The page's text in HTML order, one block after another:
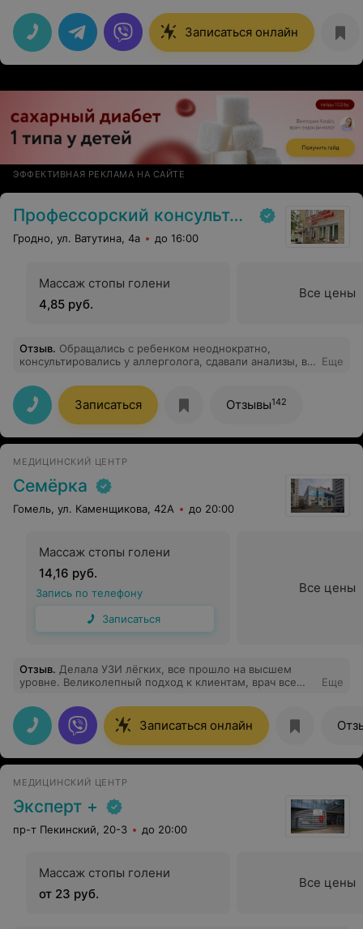
Светлана Петровна отзывчивые, вежливые,
профессионалы в своем деле. Большое спасибо за все
хорошее. Если есть возможность отметьте
материально. С уважением к Вам!
Записаться онлайн
ЭФФЕКТИВНАЯ РЕКЛАМА НА САЙТЕ
Профессорский консультативный центр г. Гродно
Гродно, ул. Ватутина, 4а до 16:00
Массаж стопы голени
4,85 руб.
Все цены
Отзыв. Обращались с ребенком неоднократно,
консультировались у аллерголога, сдавали анализы, в
результаты на следующий день. Всё быстро,
качественно. Цены доступные. Осталась довольна.
Еще
Записаться Отзывы142
МЕДИЦИНСКИЙ ЦЕНТР
Семёрка
Гомель, ул. Каменщикова, 42А до 20:00
Массаж стопы голени
14,16 руб.
Запись по телефону
Записаться
Все цены
Отзыв. Делала УЗИ лёгких, все прошло на высшем
уровне. Великолепный подход к клиентам, врач все
умничка, побольше бы нам таких приятных
специалистов и наша нация было бы здоровая.
Посещала много частных клиник, впечатление
оставалось ужасное, но здесь работают действительно
по высшему разряду. Огромное спасибо девочкам с
объясняют, без агрессии, с улыбкой. Просто молодцы!
Еще
Записаться онлайн
МЕДИЦИНСКИЙ ЦЕНТР
Эксперт +
пр-т Пекинский, 20-3 до 20:00
Массаж стопы голени
от 23 руб.
Все цены